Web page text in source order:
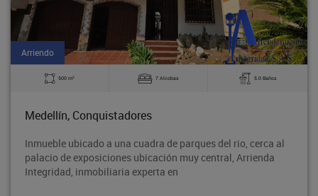
Arriendo
500 m2 7 Alcobas 5.0 Baños
Medellín, Conquistadores
Inmueble ubicado a una cuadra de parques del rio, cerca al
palacio de exposiciones ubicación muy central, Arrienda
Integridad, inmobiliaria experta en